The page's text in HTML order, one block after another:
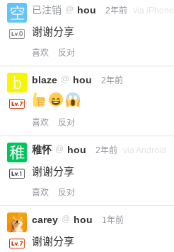
已注销 @ hou 2年前 via iPhone
谢谢分享
喜欢 反对
blaze @ hou 2年前
喜欢 反对
稚怀 @ hou 2年前 via Android
谢谢分享
喜欢 反对
carey @ hou 1年前
谢谢分享